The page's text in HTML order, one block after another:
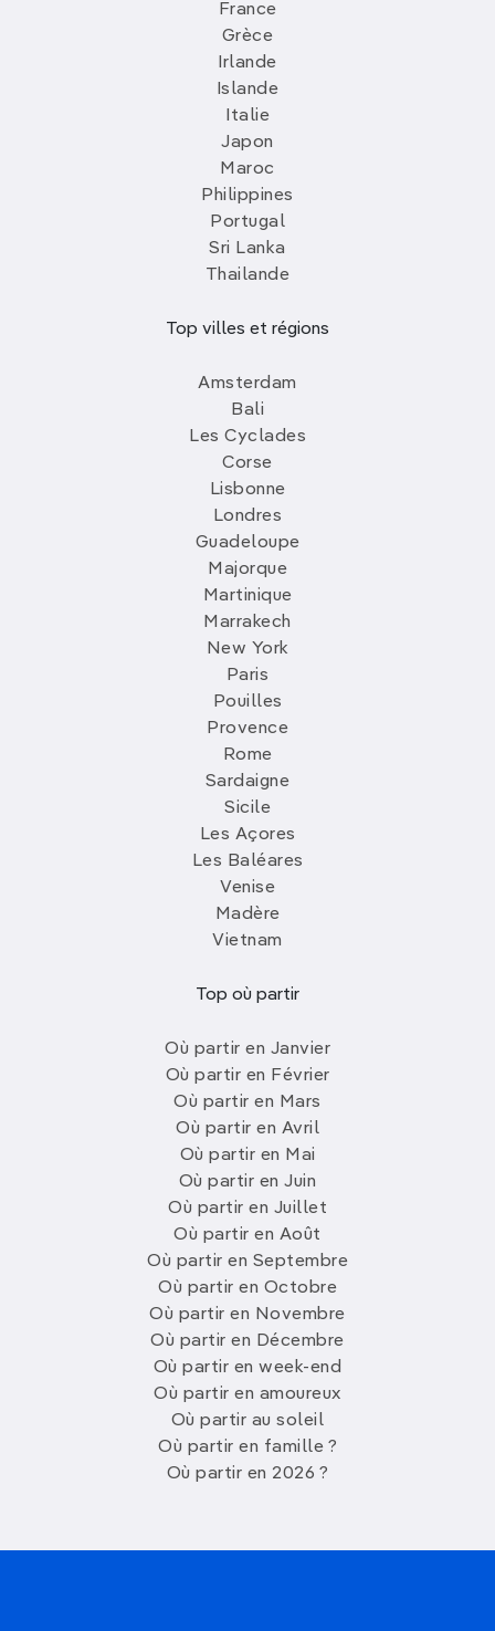
France
Grèce
Irlande
Islande
Italie
Japon
Maroc
Philippines
Portugal
Sri Lanka
Thailande
Top villes et régions
Amsterdam
Bali
Les Cyclades
Corse
Lisbonne
Londres
Guadeloupe
Majorque
Martinique
Marrakech
New York
Paris
Pouilles
Provence
Rome
Sardaigne
Sicile
Les Açores
Les Baléares
Venise
Madère
Vietnam
Top où partir
Où partir en Janvier
Où partir en Février
Où partir en Mars
Où partir en Avril
Où partir en Mai
Où partir en Juin
Où partir en Juillet
Où partir en Août
Où partir en Septembre
Où partir en Octobre
Où partir en Novembre
Où partir en Décembre
Où partir en week-end
Où partir en amoureux
Où partir au soleil
Où partir en famille ?
Où partir en 2026 ?